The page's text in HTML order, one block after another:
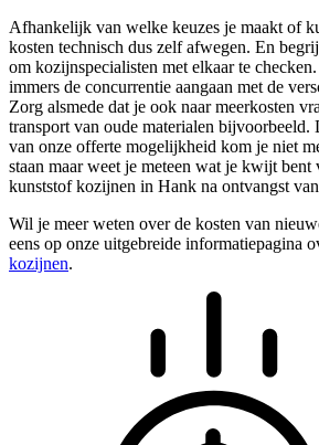
Afhankelijk van welke keuzes je maakt of
kosten technisch dus zelf afwegen. En
om kozijnspecialisten met elkaar te
immers de concurrentie aangaan met de
Zorg alsmede dat je ook naar meerkosten
transport van oude materialen bijvoorbeeld.
van onze offerte mogelijkheid kom je niet
staan maar weet je meteen wat je kwijt bent
kunststof kozijnen in Hank na ontvangst
Wil je meer weten over de kosten van
eens op onze uitgebreide informatiepagina
kozijnen.